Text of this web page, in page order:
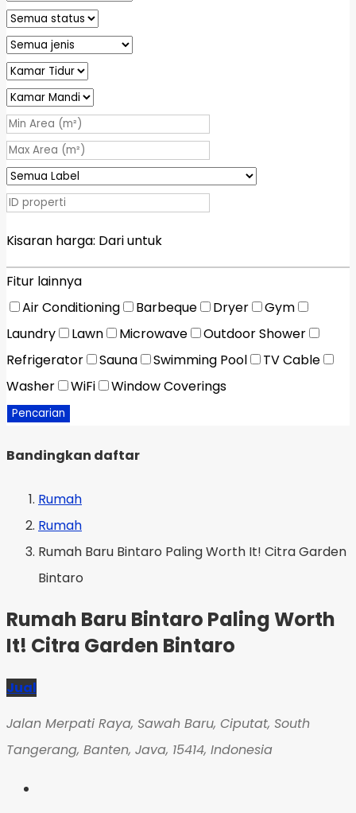
Kisaran harga: Dariuntuk
Fitur lainnya
Air Conditioning
Barbeque Dryer
Gym
Laundry
Lawn Microwave
Outdoor Shower
Refrigerator
Sauna Swimming Pool
TV Cable
Washer
WiFi Window Coverings
Pencarian
Bandingkan daftar
Rumah
Rumah
Rumah Baru Bintaro Paling Worth It! Citra Garden
Bintaro
Rumah Baru Bintaro Paling Worth
It! Citra Garden Bintaro
Jual
Jalan Merpati Raya, Sawah Baru, Ciputat, South
Tangerang, Banten, Java, 15414, Indonesia